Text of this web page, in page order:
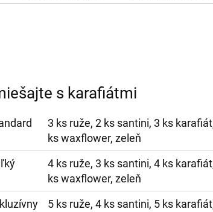
s karafiátmi
3 ks ruže, 2 ks santini, 3 ks
ks waxflower, zeleň
4 ks ruže, 3 ks santini, 4 ks
ks waxflower, zeleň
5 ks ruže, 4 ks santini, 5 ks